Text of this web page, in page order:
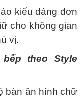
kiểu dáng đơn
cho không gian
vị.
theo Style
bàn ăn hình chữ